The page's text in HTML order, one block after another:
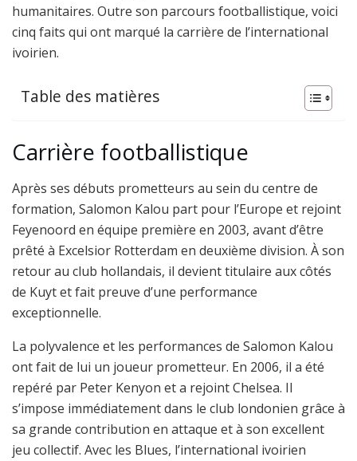
humanitaires. Outre son parcours footballistique, voici
cinq faits qui ont marqué la carrière de l’international
ivoirien.
Table des matières
Carrière footballistique
Après ses débuts prometteurs au sein du centre de
formation, Salomon Kalou part pour l’Europe et rejoint
Feyenoord en équipe première en 2003, avant d’être
prêté à Excelsior Rotterdam en deuxième division. À son
retour au club hollandais, il devient titulaire aux côtés
de Kuyt et fait preuve d’une performance
exceptionnelle.
La polyvalence et les performances de Salomon Kalou
ont fait de lui un joueur prometteur. En 2006, il a été
repéré par Peter Kenyon et a rejoint Chelsea. Il
s’impose immédiatement dans le club londonien grâce à
sa grande contribution en attaque et à son excellent
jeu collectif. Avec les Blues, l’international ivoirien